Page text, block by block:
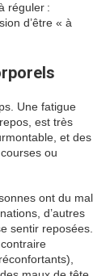
réguler :
d’être « à
Une fatigue
est très
et des
ou
ont du mal
d’autres
sentir reposées.